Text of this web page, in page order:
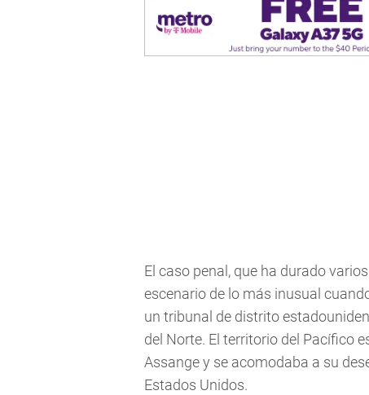
El caso penal, que ha durado
escenario de lo más inusual
un tribunal de distrito
del Norte. El territorio del Pacífico
Assange y se acomodaba a su
Estados Unidos.